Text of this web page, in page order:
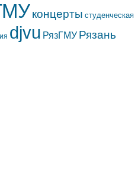
концерты студенческая
djvu РязГМУ Рязань